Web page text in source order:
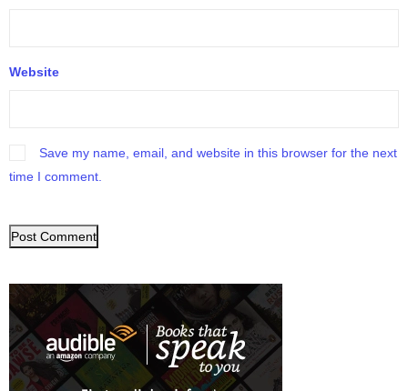
Website
Save my name, email, and website in this browser for the next
time I comment.